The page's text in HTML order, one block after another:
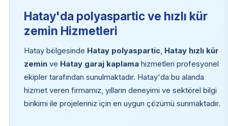
Hatay'da polyaspartic ve hızlı kür
zemin Hizmetleri
Hatay bölgesinde Hatay polyaspartic, Hatay hızlı kür
zeminve Hatay garaj kaplamahizmetleri profesyonel
ekipler tarafından sunulmaktadır. Hatay'da bu alanda
hizmet veren firmamız, yılların deneyimi ve sektörel bilgi
birikimi ile projeleriniz için en uygun çözümü sunmaktadır.